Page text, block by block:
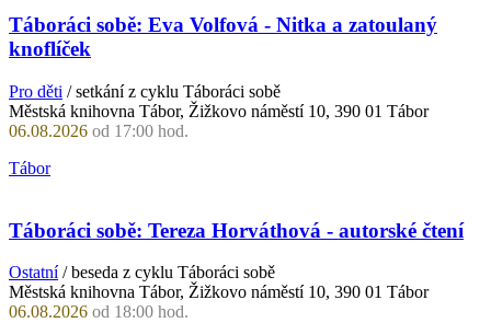
Táboráci sobě: Eva Volfová - Nitka a zatoulaný
knoflíček
Pro děti / setkání z cyklu Táboráci sobě
Městská knihovna Tábor, Žižkovo náměstí 10, 390 01 Tábor
06.08.2026 od 17:00 hod.
Tábor
Táboráci sobě: Tereza Horváthová - autorské čtení
Ostatní/ beseda z cyklu Táboráci sobě
Městská knihovna Tábor, Žižkovo náměstí 10, 390 01 Tábor
06.08.2026 od 18:00 hod.